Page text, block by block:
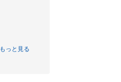
もっと見る